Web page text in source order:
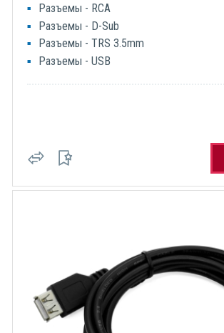
Разъемы - RCA
Разъемы - D-Sub
Разъемы - TRS 3.5mm
Разъемы - USB